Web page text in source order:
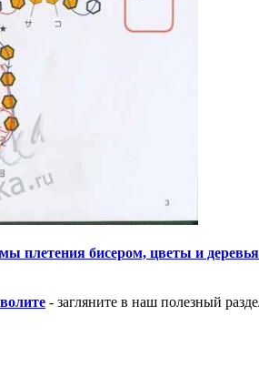
плетения бисером, цветы и
- загляните в наш полезный